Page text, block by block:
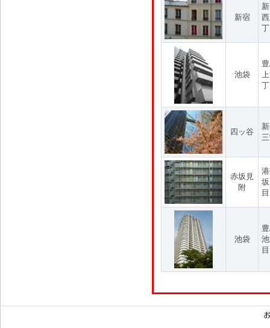
新宿
池袋
四ッ谷
赤坂見
附
目
池袋
目